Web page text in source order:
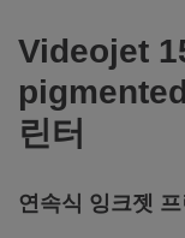
Videojet
린터
연속식 잉크젯 프